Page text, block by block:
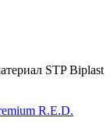
STP Biplast
R.E.D.